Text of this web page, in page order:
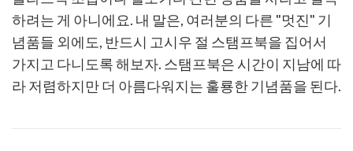
하려는 게 아니에요. 내 말은, 여러분의 다른 "멋진" 기
념품들 외에도, 반드시 고시우 절 스탬프북을 집어서
가지고 다니도록 해보자. 스탬프북은 시간이 지남에 따
라 저렴하지만 더 아름다워지는 훌룡한 기념품을 된다.